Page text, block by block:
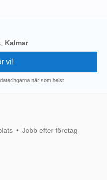
Kalmar
när som helst
Jobb efter företag